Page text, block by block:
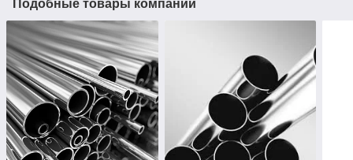
Подобные товары компании